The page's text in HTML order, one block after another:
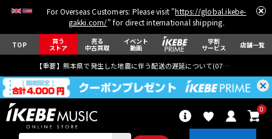
For Overseas Customers: Please visit "https://global.ikebe-
gakki.com/" for direct international shipping.
TOP 買う
ストア
売る
中古買取
イベント
動画
学割
サービス 店舗一覧
【重要】熊本県で発生した地震に伴う配送の遅延について(07月29日
0